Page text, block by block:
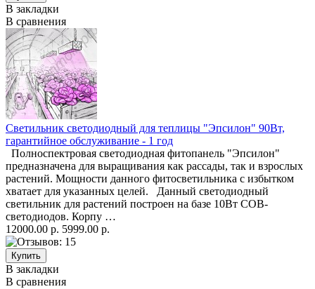
В закладки
В сравнения
Светильник светодиодный для теплицы "Эпсилон" 90Вт,
гарантийное обслуживание - 1 год
Полноспектровая светодиодная фитопанель "Эпсилон"
предназначена для выращивания как рассады, так и взрослых
растений. Мощности данного фитосветильника с избытком
хватает для указанных целей. Данный светодиодный
светильник для растений построен на базе 10Вт COB-
светодиодов. Корпу …
12000.00 р. 5999.00 р.
В закладки
В сравнения